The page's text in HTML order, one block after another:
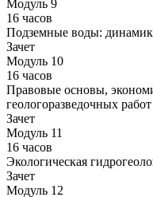
Модуль 9
16 часов
Подземные воды:
Зачет
Модуль 10
16 часов
Правовые основы,
геологоразведочных работ
Зачет
Модуль 11
16 часов
Экологическая
Зачет
Модуль 12